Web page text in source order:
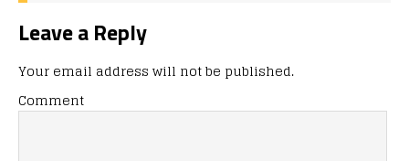
Leave a Reply
Your email address will not be published.
Comment